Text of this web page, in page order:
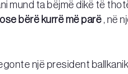
mund ta bëjmë dikë të
bërë kurrë më parë , në
një president